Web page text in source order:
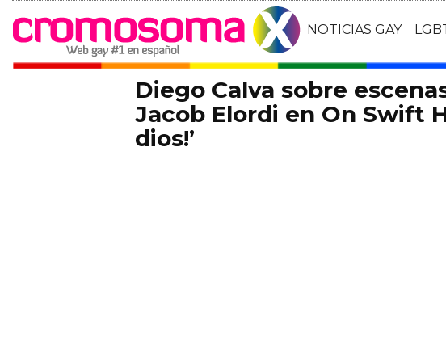
NOTICIAS GAY
Diego Calva sobre
Jacob Elordi en On Swift
dios!’